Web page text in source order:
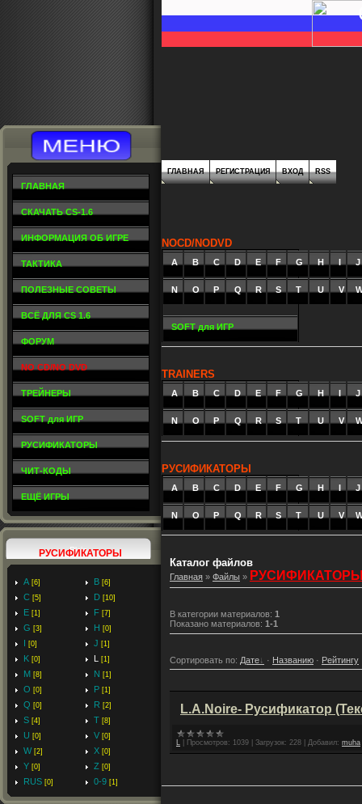
ГЛАВНАЯ
СКАЧАТЬ CS-1.6
ИНФОРМАЦИЯ ОБ ИГРЕ
ТАКТИКА
ПОЛЕЗНЫЕ СОВЕТЫ
ВСЁ ДЛЯ CS 1.6
ФОРУМ
NO CD/NO DVD
ТРЕЙНЕРЫ
SOFT для ИГР
РУСИФИКАТОРЫ
ЧИТ-КОДЫ
ЕЩЁ ИГРЫ
РУСИФИКАТОРЫ
A [6] B [6]
C [5] D [10]
E [1] F [7]
G [3] H [0]
I [0] J [1]
K [0] L [1]
M [8] N [1]
O [0] P [1]
Q [0] R [2]
S [4] T [8]
U [0] V [0]
W [2] X [0]
Y [0] Z [0]
RUS [0] 0-9 [1]
ГЛАВНАЯ РЕГИСТРАЦИЯ ВХОД RSS
NOCD/NODVD
A B C D E F G H I J
N O P Q R S T U V
SOFT для ИГР
TRAINERS
A B C D E F G H J
N O P Q R S T U V
РУСИФИКАТОРЫ
A B C D E F G H I J
N O P Q R S T U V
Каталог файлов
Главная » Файлы »
В категории материалов: 1
Показано материалов: 1-1
Сортировать по: Дате · Названию · Рейтингу
L.A.Noire- Русификатор
Просмотров: 1039 Загрузок: 228 Добавил: muha